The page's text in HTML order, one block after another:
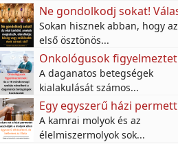
Sokan hisznek abban, hogy az
első ösztönös...
A daganatos betegségek
kialakulását számos...
A kamrai molyok és az
élelmiszermolyok sok...